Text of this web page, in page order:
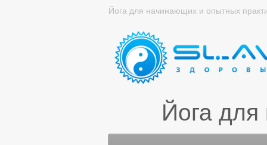
Йога для начинающих и опытных
Йога